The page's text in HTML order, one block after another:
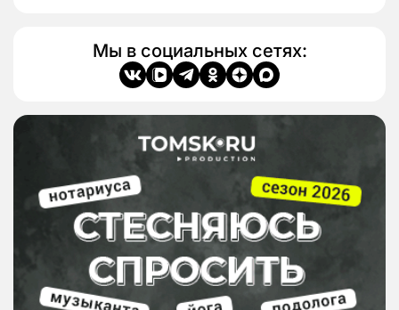
Мы в социальных сетях: